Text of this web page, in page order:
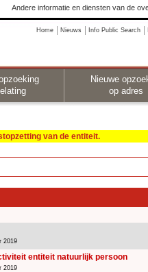
Andere informatie en diensten van de
Home Nieuws Info Public Search
Nieuwe
op adres
van de entiteit.
2019
entiteit natuurlijk persoon
2019